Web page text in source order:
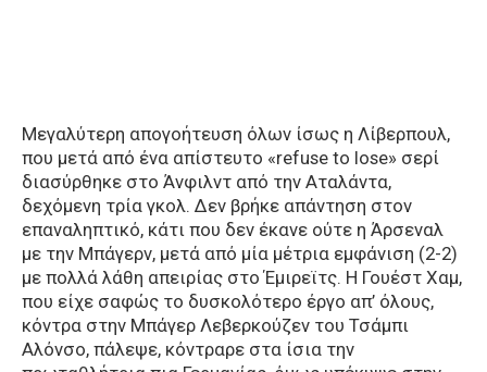
Μεγαλύτερη απογοήτευση όλων ίσως η Λίβερπουλ,
που μετά από ένα απίστευτο «refuse to lose» σερί
διασύρθηκε στο Άνφιλντ από την Αταλάντα,
δεχόμενη τρία γκολ. Δεν βρήκε απάντηση στον
επαναληπτικό, κάτι που δεν έκανε ούτε η Άρσεναλ
με την Μπάγερν, μετά από μία μέτρια εμφάνιση (2-2)
με πολλά λάθη απειρίας στο Έμιρεϊτς. Η Γουέστ Χαμ,
που είχε σαφώς το δυσκολότερο έργο απ’ όλους,
κόντρα στην Μπάγερ Λεβερκούζεν του Τσάμπι
Αλόνσο, πάλεψε, κόντραρε στα ίσια την